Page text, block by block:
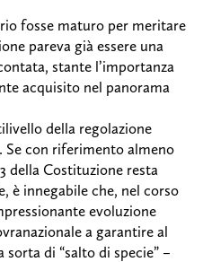
fosse maturo per meritare
pareva già essere una
stante l’importanza
acquisito nel panorama
della regolazione
Se con riferimento almeno
della Costituzione resta
è innegabile che, nel corso
evoluzione
a garantire al
di “salto di specie” –